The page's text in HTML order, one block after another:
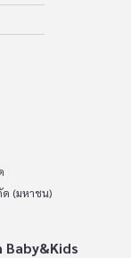
ด (มหาชน)